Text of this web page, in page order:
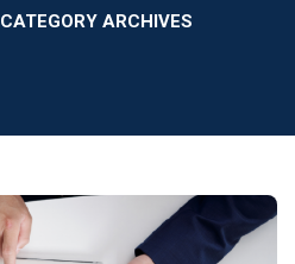
CATEGORY ARCHIVES